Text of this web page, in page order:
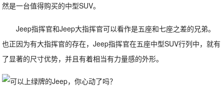
然是一台值得购买的中型SUV。
Jeep指挥官和Jeep大指挥官可以看作是五座和七座之差的兄弟。
也正因为有大指挥官的存在，Jeep指挥官在五座中型SUV行列中，就有
了显著的尺寸优势，并且有着相当有力量感的外形。